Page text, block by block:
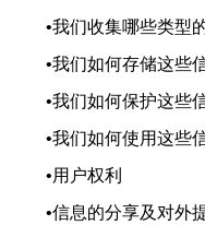
•我们收集哪些类型
•我们如何存储这些
•我们如何保护这些
•我们如何使用这些
•用户权利
•信息的分享及对外